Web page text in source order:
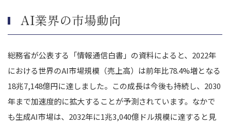
株式会社REAとJR 西日本グループの資本業務提携
まとめ｜AI業界のM&A動向を押さえてM&Aを成功させましょう
AI業界の市場動向
総務省が公表する「情報通信白書」の資料によると、2022年
における世界のAI市場規模（売上高）は前年比78.4%増となる
18兆7,148億円に達しました。この成長は今後も持続し、2030
年まで加速度的に拡大することが予測されています。なかで
も生成AI市場は、2032年に1兆3,040億ドル規模に達すると見